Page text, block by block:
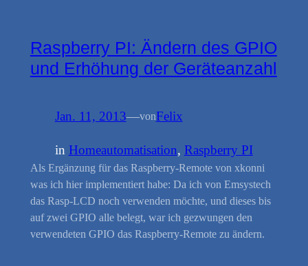
Raspberry PI: Ändern des GPIO
und Erhöhung der Geräteanzahl
Jan. 11, 2013—vonFelix
in Homeautomatisation, Raspberry PI
Als Ergänzung für das Raspberry-Remote von xkonni
was ich hier implementiert habe: Da ich von Emsystech
das Rasp-LCD noch verwenden möchte, und dieses bis
auf zwei GPIO alle belegt, war ich gezwungen den
verwendeten GPIO das Raspberry-Remote zu ändern.